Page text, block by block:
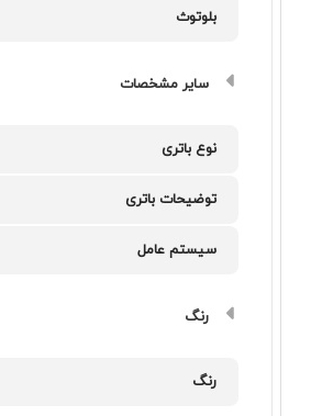
بلوتوث
سایر مشخصات
نوع باتری
توضیحات باتری
سیستم عامل
رنگ
رنگ